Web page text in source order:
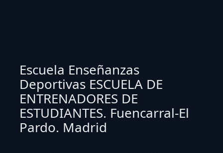
Escuela Enseñanzas
Deportivas ESCUELA DE
ENTRENADORES DE
ESTUDIANTES. Fuencarral-El
Pardo. Madrid